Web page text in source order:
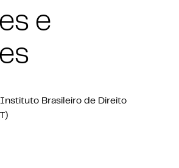
e
Brasileiro de Direito